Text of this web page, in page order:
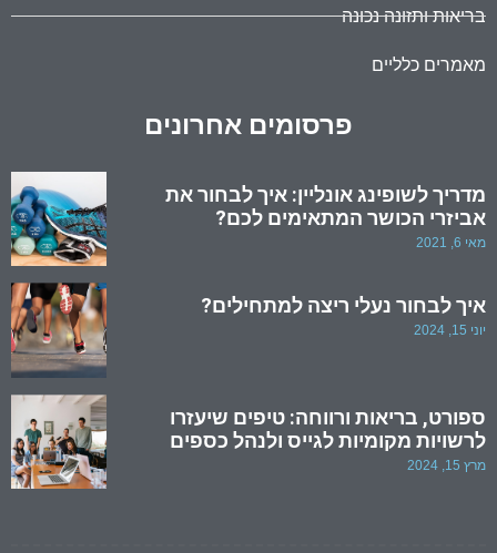
בריאות ותזונה נכונה
מאמרים כלליים
פרסומים אחרונים
מדריך לשופינג אונליין: איך לבחור את
אביזרי הכושר המתאימים לכם?
מאי 6, 2021
איך לבחור נעלי ריצה למתחילים?
יוני 15, 2024
ספורט, בריאות ורווחה: טיפים שיעזרו
לרשויות מקומיות לגייס ולנהל כספים
מרץ 15, 2024